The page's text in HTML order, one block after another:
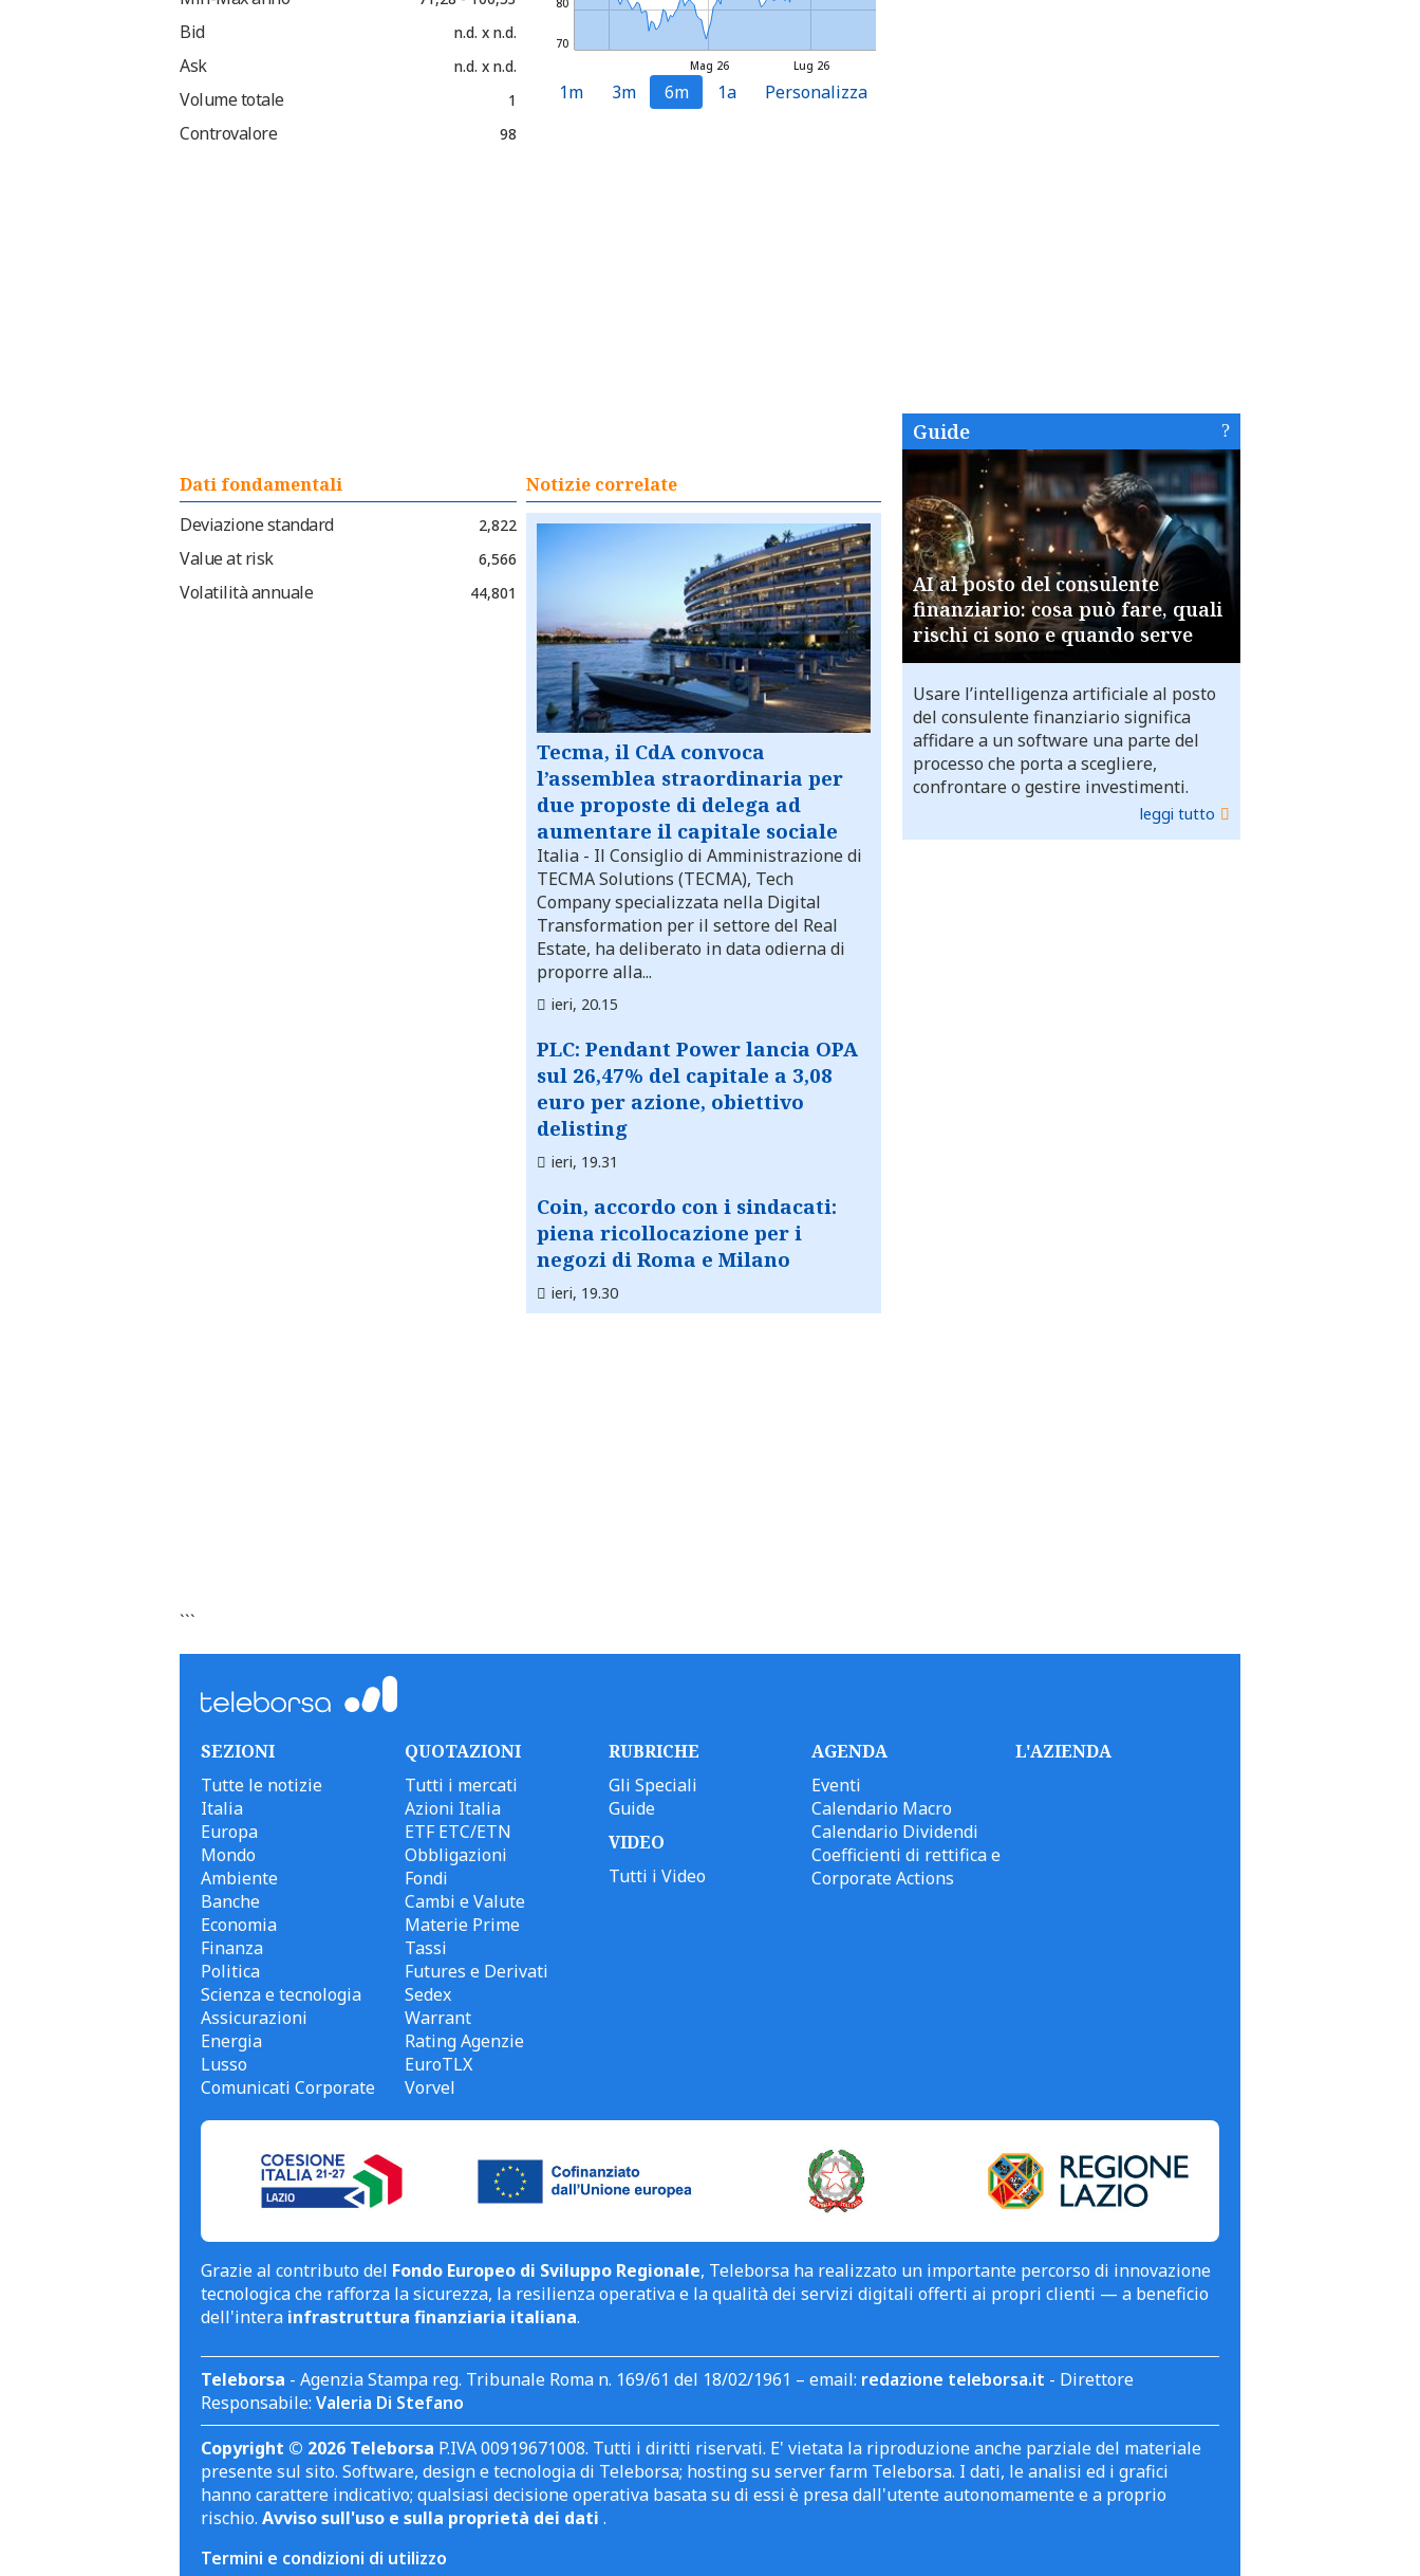
Bid n.d. x n.d.
Ask n.d. x n.d.
Volume totale 1
Controvalore 98
Lug 26
Mag 26
70
80
1m 3m 6m 1a Personalizza
Dati fondamentali
Deviazione standard
2,822
Value at risk 6,566
Volatilità annuale 44,801
Notizie correlate
Tecma, il CdA convoca
l’assemblea straordinaria per
due proposte di delega ad
aumentare il capitale sociale
Italia - Il Consiglio di Amministrazione di
TECMA Solutions (TECMA), Tech
Company specializzata nella Digital
Transformation per il settore del Real
Estate, ha deliberato in data odierna di
proporre alla...
ieri, 20.15
PLC: Pendant Power lancia OPA
sul 26,47% del capitale a 3,08
euro per azione, obiettivo
delisting
ieri, 19.31
Coin, accordo con i sindacati:
piena ricollocazione per i
negozi di Roma e Milano
ieri, 19.30
```
Guide
AI al posto del consulente
finanziario: cosa può fare, quali
rischi ci sono e quando serve
Usare l’intelligenza artificiale al posto
del consulente finanziario significa
affidare a un software una parte del
processo che porta a scegliere,
confrontare o gestire investimenti.
leggi tutto
SEZIONI
Tutte le notizie
Italia
Europa
Mondo
Ambiente
Banche
Economia
Finanza
Politica
Scienza e tecnologia
Assicurazioni
Energia
Lusso
Comunicati Corporate
QUOTAZIONI
Tutti i mercati
Azioni Italia
ETF ETC/ETN
Obbligazioni
Fondi
Cambi e Valute
Materie Prime
Tassi
Futures e Derivati
Sedex
Warrant
Rating Agenzie
EuroTLX
Vorvel
RUBRICHE
Gli Speciali
Guide
VIDEO
Tutti i Video
AGENDA
Eventi
Calendario Macro
Calendario Dividendi
Coefficienti di rettifica e
Corporate Actions
L'AZIENDA
Grazie al contributo del Fondo Europeo di Sviluppo Regionale, Teleborsa ha realizzato un importante percorso di innovazione
tecnologica che rafforza la sicurezza, la resilienza operativa e la qualità dei servizi digitali offerti ai propri clienti — a beneficio
dell'intera infrastruttura finanziaria italiana.
Teleborsa - Agenzia Stampa reg. Tribunale Roma n. 169/61 del 18/02/1961 – email: redazione teleborsa.it - Direttore
Responsabile: Valeria Di Stefano
Copyright © 2026 Teleborsa P.IVA 00919671008. Tutti i diritti riservati. E' vietata la riproduzione anche parziale del materiale
presente sul sito. Software, design e tecnologia di Teleborsa; hosting su server farm Teleborsa. I dati, le analisi ed i grafici
hanno carattere indicativo; qualsiasi decisione operativa basata su di essi è presa dall'utente autonomamente e a proprio
rischio. Avviso sull'uso e sulla proprietà dei dati .
Termini e condizioni di utilizzo